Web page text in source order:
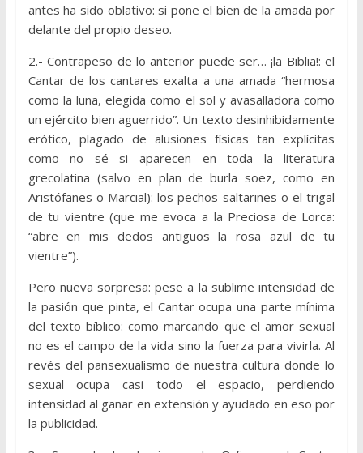
antes ha sido oblativo: si pone el bien de la amada por
delante del propio deseo.
2.- Contrapeso de lo anterior puede ser… ¡la Biblia!: el
Cantar de los cantares exalta a una amada “hermosa
como la luna, elegida como el sol y avasalladora como
un ejército bien aguerrido”. Un texto desinhibidamente
erótico, plagado de alusiones físicas tan explícitas
como no sé si aparecen en toda la literatura
grecolatina (salvo en plan de burla soez, como en
Aristófanes o Marcial): los pechos saltarines o el trigal
de tu vientre (que me evoca a la Preciosa de Lorca:
“abre en mis dedos antiguos la rosa azul de tu
vientre”).
Pero nueva sorpresa: pese a la sublime intensidad de
la pasión que pinta, el Cantar ocupa una parte mínima
del texto bíblico: como marcando que el amor sexual
no es el campo de la vida sino la fuerza para vivirla. Al
revés del pansexualismo de nuestra cultura donde lo
sexual ocupa casi todo el espacio, perdiendo
intensidad al ganar en extensión y ayudado en eso por
la publicidad.